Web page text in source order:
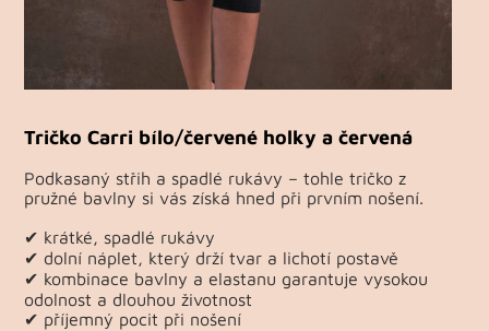
Tričko Carri bílo/červené holky a červená
Podkasaný střih a spadlé rukávy – tohle tričko z
pružné bavlny si vás získá hned při prvním nošení.
✔ krátké, spadlé rukávy
✔ dolní náplet, který drží tvar a lichotí postavě
✔ kombinace bavlny a elastanu garantuje vysokou
odolnost a dlouhou životnost
✔ příjemný pocit při nošení